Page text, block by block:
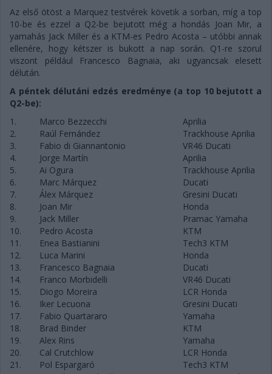
Az első ötöst a Marquez testvérek követik a sorban, míg a top
10-be és ezzel a Q2-be bejutott még a hondás Joan Mir, a
yamahás Jack Miller és a KTM-es Pedro Acosta – utóbbi annak
ellenére, hogy kétszer is bukott a nap során. Q1-re szorul
viszont például Francesco Bagnaia, aki ugyancsak elesett
délután.
A péntek délutáni edzés eredménye (a top 10 bejutott a
Q2-be):
1.
Marco Bezzecchi
Aprilia
2.
Raúl Fernández
Trackhouse Aprilia
3.
Fabio di Giannantonio
VR46 Ducati
4.
Jorge Martín
Aprilia
5.
Ai Ogura
Trackhouse Aprilia
6.
Marc Márquez
Ducati
7.
Álex Márquez
Gresini Ducati
8.
Joan Mir
Honda
9.
Jack Miller
Pramac Yamaha
10.
Pedro Acosta
KTM
11.
Enea Bastianini
Tech3 KTM
12.
Luca Marini
Honda
13.
Francesco Bagnaia
Ducati
14.
Franco Morbidelli
VR46 Ducati
15.
Diogo Moreira
LCR Honda
16.
Iker Lecuona
Gresini Ducati
17.
Fabio Quartararo
Yamaha
18.
Brad Binder
KTM
19.
Alex Rins
Yamaha
20.
Cal Crutchlow
LCR Honda
21.
Pol Espargaró
Tech3 KTM